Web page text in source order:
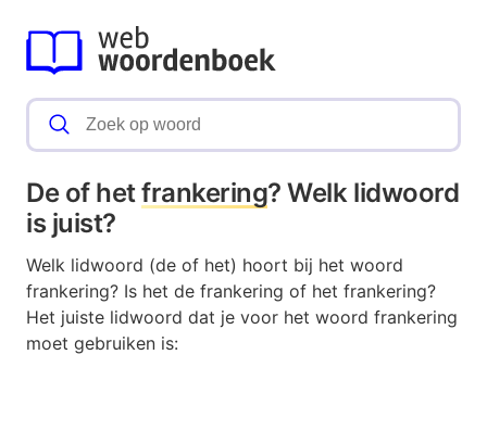
De of hetfrankering? Welk lidwoord
is juist?
Welk lidwoord (de of het) hoort bij het woord
frankering? Is het de frankering of het frankering?
Het juiste lidwoord dat je voor het woord frankering
moet gebruiken is: